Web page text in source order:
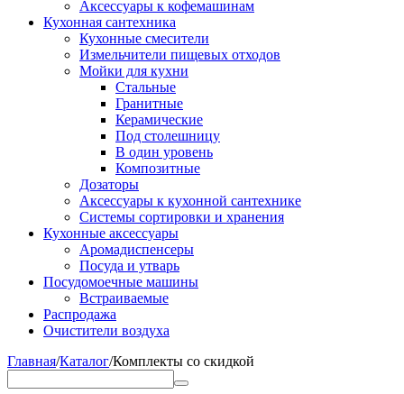
Аксессуары к кофемашинам
Кухонная сантехника
Кухонные смесители
Измельчители пищевых отходов
Мойки для кухни
Стальные
Гранитные
Керамические
Под столешницу
В один уровень
Композитные
Дозаторы
Аксессуары к кухонной сантехнике
Системы сортировки и хранения
Кухонные аксессуары
Аромадиспенсеры
Посуда и утварь
Посудомоечные машины
Встраиваемые
Распродажа
Очистители воздуха
Главная/Каталог/Комплекты со скидкой